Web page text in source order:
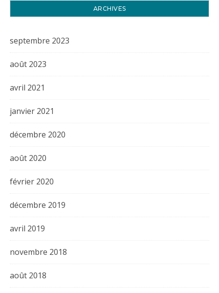
ARCHIVES
septembre 2023
août 2023
avril 2021
janvier 2021
décembre 2020
août 2020
février 2020
décembre 2019
avril 2019
novembre 2018
août 2018